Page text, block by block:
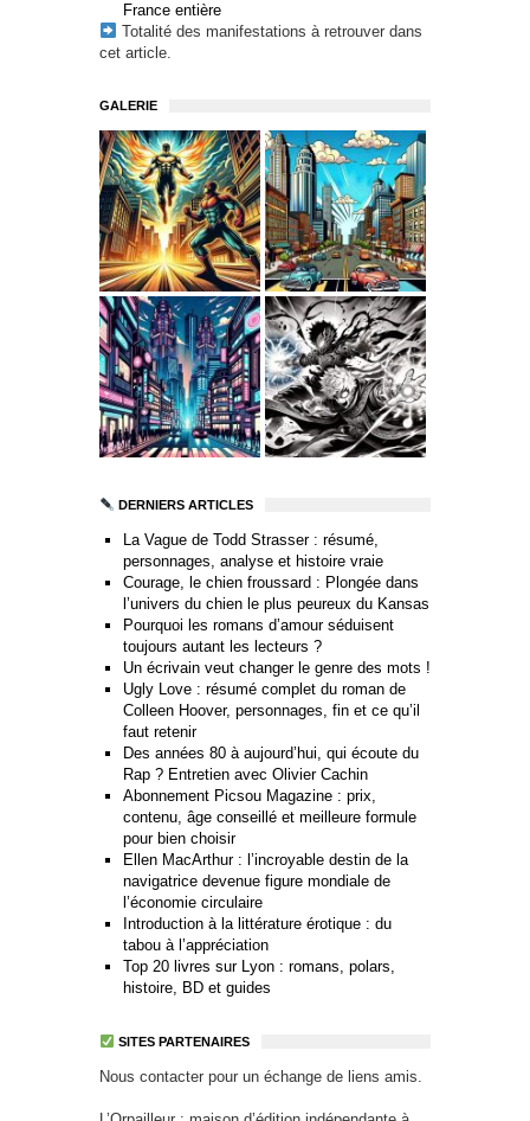
France entière
Totalité des manifestations à retrouver dans
cet article.
GALERIE
DERNIERS ARTICLES
La Vague de Todd Strasser : résumé,
personnages, analyse et histoire vraie
Courage, le chien froussard : Plongée dans
l’univers du chien le plus peureux du Kansas
Pourquoi les romans d’amour séduisent
toujours autant les lecteurs ?
Un écrivain veut changer le genre des mots !
Ugly Love : résumé complet du roman de
Colleen Hoover, personnages, fin et ce qu’il
faut retenir
Des années 80 à aujourd’hui, qui écoute du
Rap ? Entretien avec Olivier Cachin
Abonnement Picsou Magazine : prix,
contenu, âge conseillé et meilleure formule
pour bien choisir
Ellen MacArthur : l’incroyable destin de la
navigatrice devenue figure mondiale de
l’économie circulaire
Introduction à la littérature érotique : du
tabou à l’appréciation
Top 20 livres sur Lyon : romans, polars,
histoire, BD et guides
SITES PARTENAIRES
Nous contacter pour un échange de liens amis.